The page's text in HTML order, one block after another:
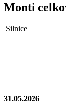
Monti
Silnice
31.05.2026